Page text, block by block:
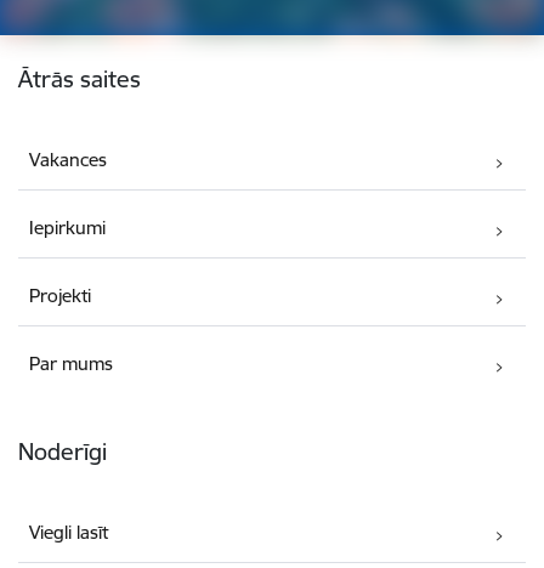
Kājene
Ātrās saites
Vakances
Iepirkumi
Projekti
Par mums
Noderīgi
Viegli lasīt